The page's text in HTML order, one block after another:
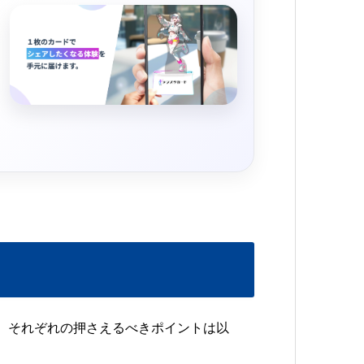
れぞれの押さえるべきポイントは以